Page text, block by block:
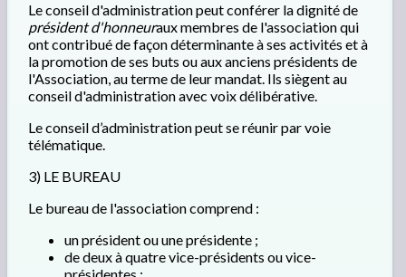
Le conseil d'administration peut conférer la dignité de
président d'honneuraux membres de l'association qui
ont contribué de façon déterminante à ses activités et à
la promotion de ses buts ou aux anciens présidents de
l'Association, au terme de leur mandat. Ils siègent au
conseil d'administration avec voix délibérative.
Le conseil d’administration peut se réunir par voie
télématique.
3) LE BUREAU
Le bureau de l'association comprend :
un président ou une présidente ;
de deux à quatre vice-présidents ou vice-